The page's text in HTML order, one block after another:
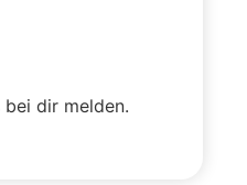
dir melden.